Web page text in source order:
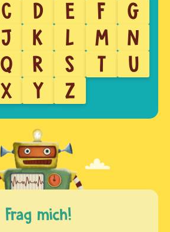
C D E F
G
J K L M
N
Q R S T
U
X Y Z
Frag mich!